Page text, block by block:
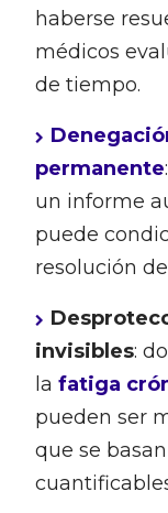
haberse
médicos
de tiempo.
permanente
un informe
puede
resolución
invisibles:
la fatiga
pueden ser
que se